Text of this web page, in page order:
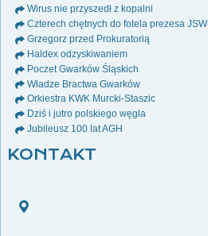
Wirus nie przyszedł z kopalni
Czterech chętnych do fotela prezesa JSW
Grzegorz przed Prokuratorią
Haldex odzyskiwaniem
Poczet Gwarków Śląskich
Władze Bractwa Gwarków
Orkiestra KWK Murcki-Staszic
Dziś i jutro polskiego węgla
Jubileusz 100 lat AGH
KONTAKT